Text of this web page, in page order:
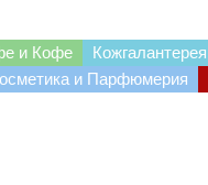
и Кофе Кожгалантерея
и Парфюмерия